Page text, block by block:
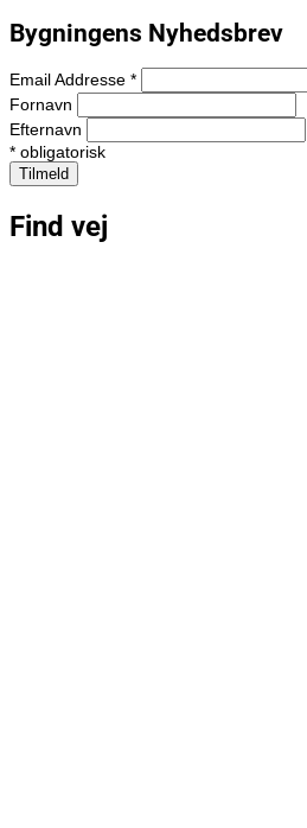
Bygningens Nyhedsbrev
Email Addresse *
Fornavn
Efternavn
* obligatorisk
Find vej